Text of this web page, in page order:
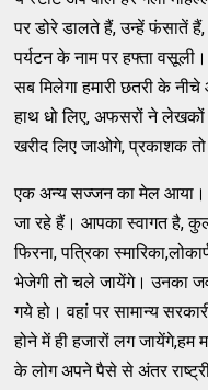
पर डोरे डालते हैं, उन्हें फंसातें
पर्यटन के नाम पर हफ्ता
सब मिलेगा हमारी छतरी के
हाथ धो लिए, अफसरों ने लेखकों
खरीद लिए जाओगे, प्रकाशक
एक अन्य सज्जन का मेल आया।
जा रहे हैं। आपका स्वागत है, कुल
फिरना, पत्रिका
भेजेगी तो चले जायेंगे। उनका
गये हो। वहां पर सामान्य
होने में ही हजारों लग
के लोग अपने पैसे से अंतर